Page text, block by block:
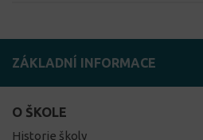
ZÁKLADNÍ INFORMACE
O ŠKOLE
Historie školy